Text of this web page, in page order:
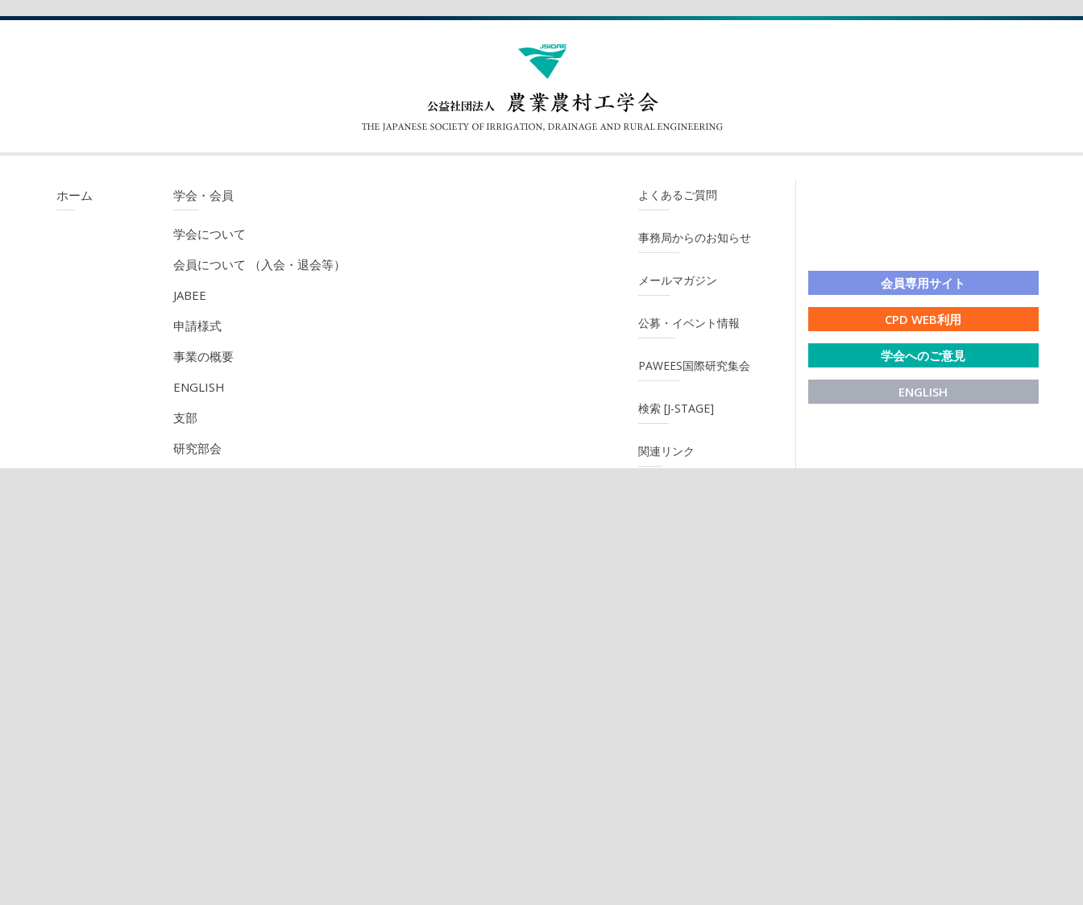
ホーム 学会・会員
学会について
会員について （入会・退会等）
JABEE
申請様式
事業の概要
ENGLISH
支部
研究部会
よくあるご質問
事務局からのお知らせ
メールマガジン
公募・イベント情報
PAWEES国際研究集会
検索 [J-STAGE]
関連リンク
会員専用サイト
CPD WEB利用
学会へのご意見
ENGLISH